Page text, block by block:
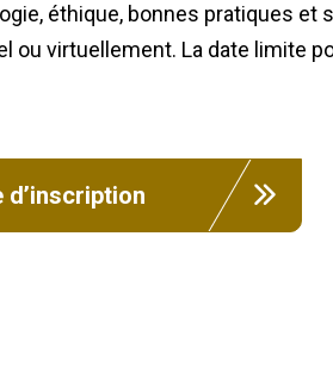
éthique, bonnes pratiques
virtuellement. La date limite